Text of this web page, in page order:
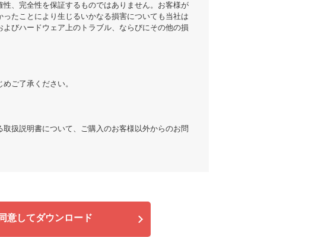
、完全性を保証するものではありません。お客様が
たことにより生じるいかなる損害についても当社は
びハードウェア上のトラブル、ならびにその他の損
ご了承ください。
扱説明書について、ご購入のお客様以外からのお問
同意してダウンロード